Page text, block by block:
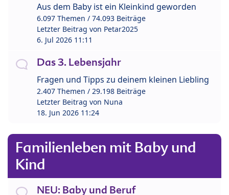
Aus dem Baby ist ein Kleinkind geworden
6.097 Themen / 74.093 Beiträge
Letzter Beitrag von Petar2025
6. Jul 2026 11:11
Das 3. Lebensjahr
Fragen und Tipps zu deinem kleinen Liebling
2.407 Themen / 29.198 Beiträge
Letzter Beitrag von Nuna
18. Jun 2026 11:24
Familienleben mit Baby und
Kind
NEU: Baby und Beruf